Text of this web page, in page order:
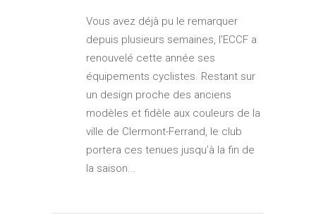
Vous avez déjà pu le remarquer
depuis plusieurs semaines, l'ECCF a
renouvelé cette année ses
équipements cyclistes. Restant sur
un design proche des anciens
modèles et fidèle aux couleurs de la
ville de Clermont-Ferrand, le club
portera ces tenues jusqu’à la fin de
la saison...